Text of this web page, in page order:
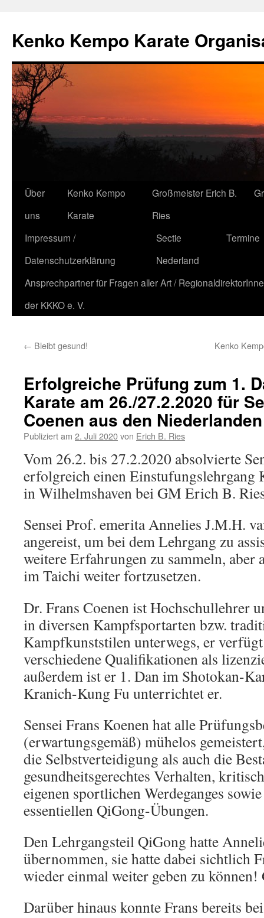
Kenko Kempo Karate
Zum
Inhalt
springen
Über
uns
Kenko Kempo
Karate
Großmeister Erich B.
Ries
Impressum /
Datenschutzerklärung
Sectie
Nederland
Termine
Ansprechpartner für Fragen aller Art /
der KKKO e. V.
← Bleibt gesund! Kenko
Erfolgreiche Prüfung zum 1.
Karate am 26./27.2.2020 für
Coenen aus den Niederlanden
Publiziert am 2. Juli 2020von Erich B. Ries
Vom 26.2. bis 27.2.2020 absolvierte
erfolgreich einen Einstufungslehrgang
in Wilhelmshaven bei GM Erich B.
Sensei Prof. emerita Annelies J.M.H.
angereist, um bei dem Lehrgang zu
weitere Erfahrungen zu sammeln,
im Taichi weiter fortzusetzen.
Dr. Frans Coenen ist Hochschullehrer
in diversen Kampfsportarten bzw.
Kampfkunststilen unterwegs, er
verschiedene Qualifikationen als
außerdem ist er 1. Dan im Shotokan-
Kranich-Kung Fu unterrichtet er.
Sensei Frans Koenen hat alle
(erwartungsgemäß) mühelos
die Selbstverteidigung als auch die
gesundheitsgerechtes Verhalten,
eigenen sportlichen Werdeganges
essentiellen QiGong-Übungen.
Den Lehrgangsteil QiGong hatte
übernommen, sie hatte dabei sichtlich
wieder einmal weiter geben zu können!
Darüber hinaus konnte Frans bereits